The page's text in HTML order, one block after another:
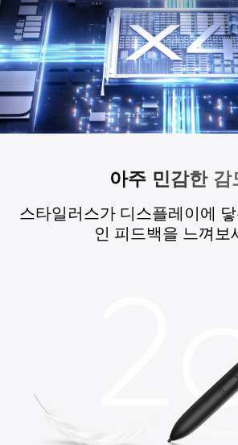
아주 민감한 감
스타일러스가 디스플레이에
인 피드백을 느껴보